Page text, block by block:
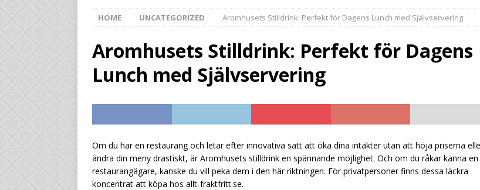
[ August 8, 2026 ] Små dryckestillverkare kan få en extrainkomst genom att utnyttja
befintliga flöden smartare
STILLDRINKAR
Byt till Aromhusets stilldrink och minska antalet tomemballage
drastiskt
UNCATEGORIZED
[ August 1, 2026 ] Byt från hel pall läsk till några få kartonger Aromhusets koncentrat
[ July 29, 2026 ] Från läskburk till Aromhuset-stilldrink – ett enkelt sätt att öka
marginalen UNCATEGORIZED
HOME UNCATEGORIZED Aromhusets Stilldrink: Perfekt för Dagens Lunch med Självservering
Aromhusets Stilldrink: Perfekt för Dagens
Lunch med Självservering
Om du har en restaurang och letar efter innovativa sätt att öka dina intäkter utan att höja priserna
ändra din meny drastiskt, är Aromhusets stilldrink en spännande möjlighet. Och om du råkar känna en
restaurangägare, kanske du vill peka dem i den här riktningen. För privatpersoner finns dessa läckra
koncentrat att köpa hos allt-fraktfritt.se.